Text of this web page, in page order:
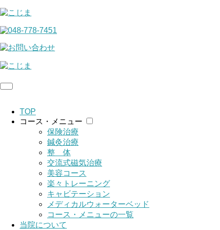
TOP
コース・メニュー
保険治療
鍼灸治療
整 体
交流式磁気治療
美容コース
楽々トレーニング
キャビテーション
メディカルウォーターベッド
コース・メニューの一覧
当院について